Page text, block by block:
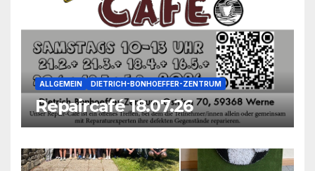
ALLGEMEIN DIETRICH-BONHOEFFER-ZENTRUM
Repaircafé 18.07.26